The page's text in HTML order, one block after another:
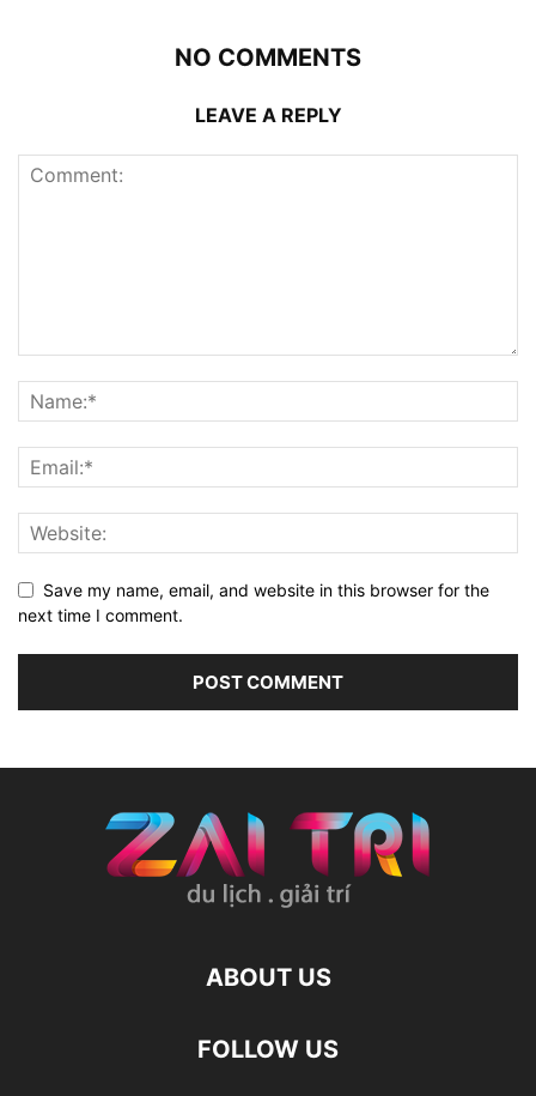
NO COMMENTS
LEAVE A REPLY
Save my name, email, and website in this browser for the
next time I comment.
ABOUT US
FOLLOW US